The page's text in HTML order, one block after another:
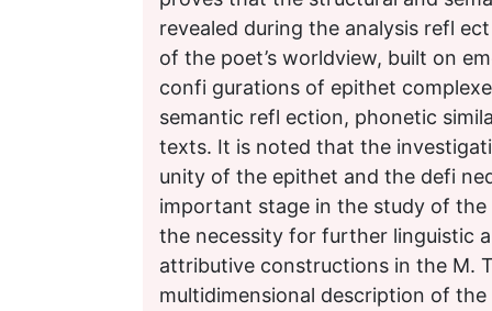
revealed during the analysis refl
of the poet’s worldview, built on
confi gurations of epithet
semantic refl ection, phonetic
texts. It is noted that the
unity of the epithet and the defi
important stage in the study of the
the necessity for further linguistic
attributive constructions in the M.
multidimensional description of